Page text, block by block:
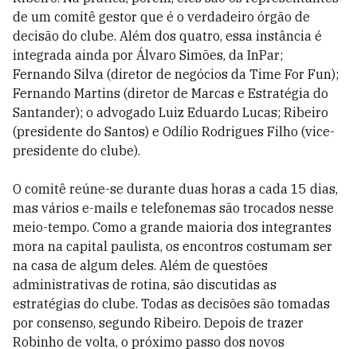
de um comitê gestor que é o verdadeiro órgão de
decisão do clube. Além dos quatro, essa instância é
integrada ainda por Álvaro Simões, da InPar;
Fernando Silva (diretor de negócios da Time For Fun);
Fernando Martins (diretor de Marcas e Estratégia do
Santander); o advogado Luiz Eduardo Lucas; Ribeiro
(presidente do Santos) e Odílio Rodrigues Filho (vice-
presidente do clube).
O comitê reúne-se durante duas horas a cada 15 dias,
mas vários e-mails e telefonemas são trocados nesse
meio-tempo. Como a grande maioria dos integrantes
mora na capital paulista, os encontros costumam ser
na casa de algum deles. Além de questões
administrativas de rotina, são discutidas as
estratégias do clube. Todas as decisões são tomadas
por consenso, segundo Ribeiro. Depois de trazer
Robinho de volta, o próximo passo dos novos